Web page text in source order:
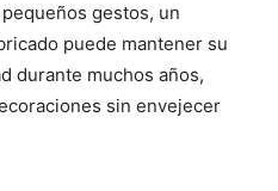
gestos, un
puede mantener su
durante muchos años,
sin envejecer